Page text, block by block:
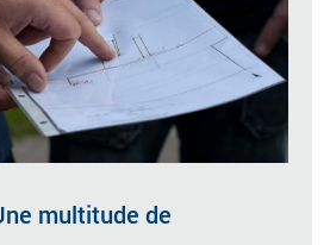
multitude de